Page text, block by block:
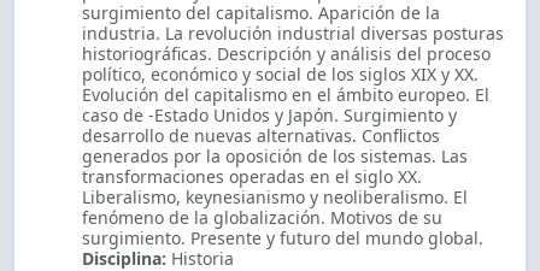
surgimiento del capitalismo. Aparición de la
industria. La revolución industrial diversas posturas
historiográficas. Descripción y análisis del proceso
político, económico y social de los siglos XIX y XX.
Evolución del capitalismo en el ámbito europeo. El
caso de -Estado Unidos y Japón. Surgimiento y
desarrollo de nuevas alternativas. Conflictos
generados por la oposición de los sistemas. Las
transformaciones operadas en el siglo XX.
Liberalismo, keynesianismo y neoliberalismo. El
fenómeno de la globalización. Motivos de su
surgimiento. Presente y futuro del mundo global.
Disciplina: Historia